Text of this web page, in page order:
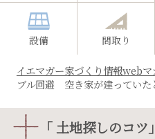
設備 間取り
イエマガー家づくり情報webマ
ブル回避 空き家が建っていた
「 土地探しのコ